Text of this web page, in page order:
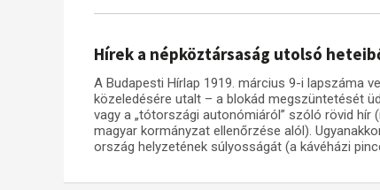
Hírek a népköztársaság utolsó
A Budapesti Hírlap 1919. március 9-i lapszáma
közeledésére utalt – a blokád megszüntetését
vagy a „tótországi autonómiáról” szóló rövid hír
magyar kormányzat ellenőrzése alól).
ország helyzetének súlyosságát (a kávéházi